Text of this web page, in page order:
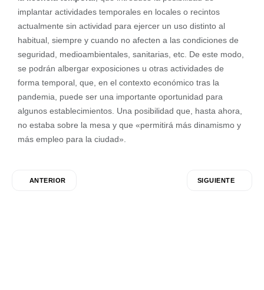
implantar actividades temporales en locales o recintos
actualmente sin actividad para ejercer un uso distinto al
habitual, siempre y cuando no afecten a las condiciones de
seguridad, medioambientales, sanitarias, etc. De este modo,
se podrán albergar exposiciones u otras actividades de
forma temporal, que, en el contexto económico tras la
pandemia, puede ser una importante oportunidad para
algunos establecimientos. Una posibilidad que, hasta ahora,
no estaba sobre la mesa y que «permitirá más dinamismo y
más empleo para la ciudad».
ANTERIOR SIGUIENTE